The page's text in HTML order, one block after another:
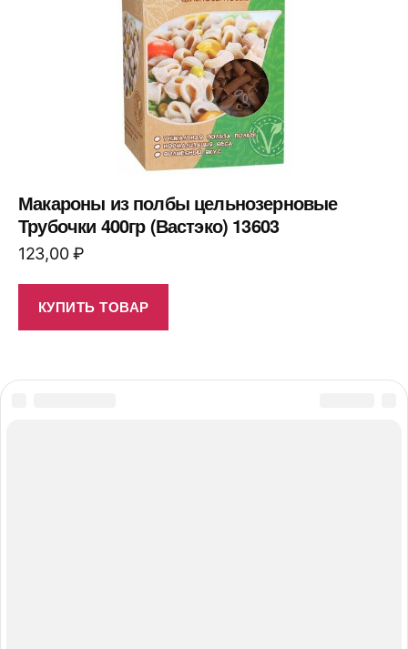
Макароны из полбы цельнозерновые
Трубочки 400гр (Вастэко) 13603
123,00₽
КУПИТЬ ТОВАР